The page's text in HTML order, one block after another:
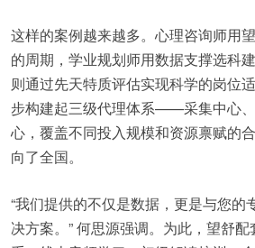
这样的案例越来越多。心理咨询师用
的周期，学业规划师用数据支撑选科
则通过先天特质评估实现科学的岗位
步构建起三级代理体系——采集中心
心，覆盖不同投入规模和资源禀赋的
向了全国。
“我们提供的不仅是数据，更是与您的
决方案。” 何思源强调。为此，望舒